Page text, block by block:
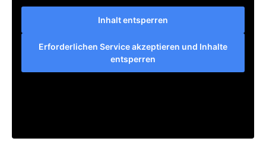
Inhalt entsperren
Erforderlichen Service akzeptieren und Inhalte
entsperren